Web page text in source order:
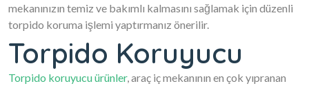
mekanınızın temiz ve bakımlı kalmasını sağlamak için düzenli
torpido koruma işlemi yaptırmanız önerilir.
Torpido Koruyucu
Torpido koruyucu ürünler, araç iç mekanının en çok yıpranan